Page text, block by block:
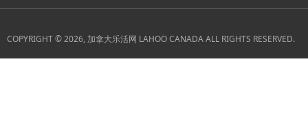
COPYRIGHT © 2026, 加拿大乐活网 LAHOO CANADA ALL RIGHTS RESERVED.